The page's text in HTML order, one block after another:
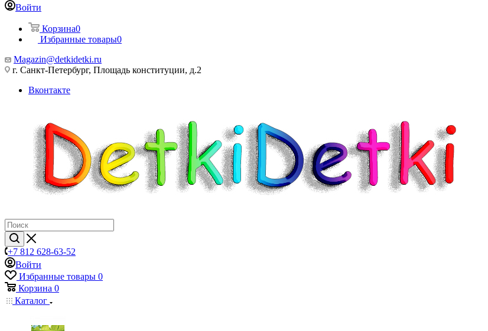
Войти
Корзина0
Избранные товары0
Magazin@detkidetki.ru
г. Санкт-Петербург, Площадь конституции, д.2
Вконтакте
+7 812 628-63-52
Войти
Избранные товары 0
Корзина 0
Каталог